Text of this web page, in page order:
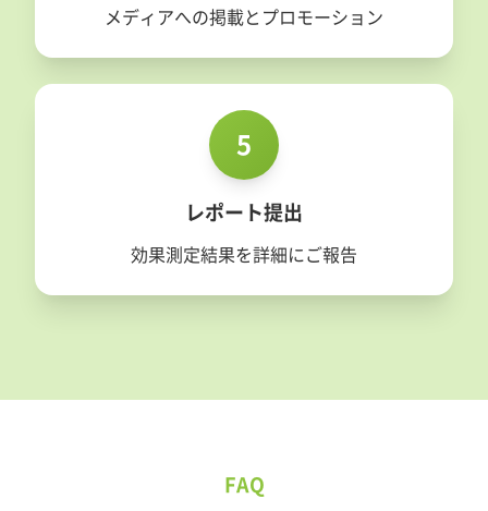
メディアへの掲載とプロモーション
5
レポート提出
効果測定結果を詳細にご報告
FAQ